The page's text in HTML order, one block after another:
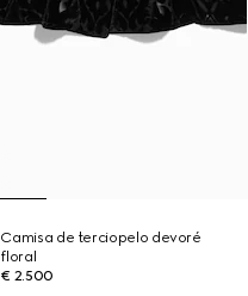
Camisa de terciopelo devoré
floral
€ 2.500